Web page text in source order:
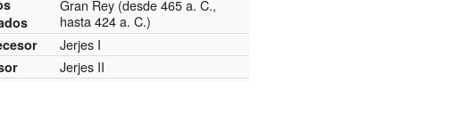
Gran Rey (desde 465 a. C.,
hasta 424 a. C.)
Jerjes I
Jerjes II